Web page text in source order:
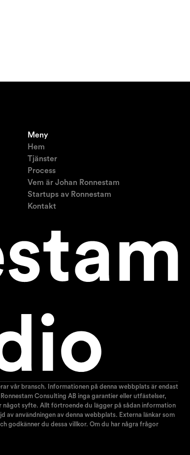
Meny
Hem
Tjänster
Process
Vem är Johan Ronnestam
Startups av Ronnestam
Kontakt
vår bransch. Informationen på denna webbplats är endast
Consulting AB inga garantier eller utfästelser,
syfte. Allt förtroende du lägger på sådan information
användningen av denna webbplats. Externa länkar som
godkänner du dessa villkor. Om du har några frågor